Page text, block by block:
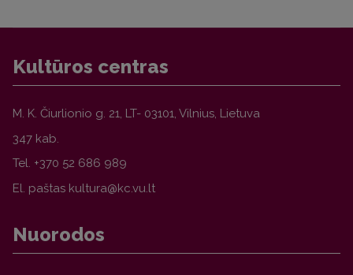
Kultūros centras
M. K. Čiurlionio g. 21, LT- 03101, Vilnius, Lietuva
347 kab.
Tel. +370 52 686 989
El. paštas
Nuorodos